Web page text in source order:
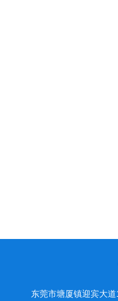
东莞市塘厦镇迎宾大